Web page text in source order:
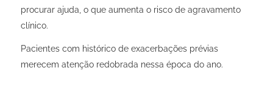
procurar ajuda, o que aumenta o risco de agravamento
clínico.
Pacientes com histórico de exacerbações prévias
merecem atenção redobrada nessa época do ano.